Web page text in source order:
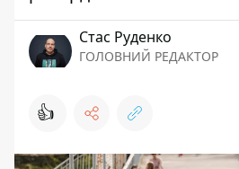
Стас Руденко
ГОЛОВНИЙ РЕДАКТОР
👍